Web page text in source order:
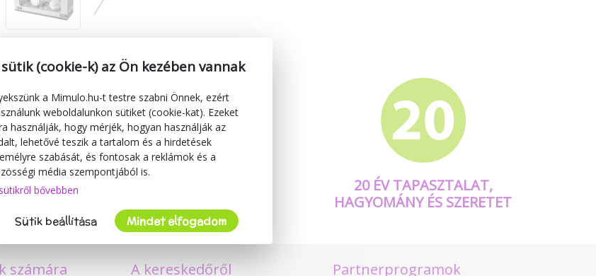
20 ÉV TAPASZTALAT,
HAGYOMÁNY ÉS SZERETET
számára A kereskedőről Partnerprogramok
(cookie-k) az Ön kezében vannak
a Mimulo.hu-t testre szabni Önnek, ezért
weboldalunkon sütiket (cookie-kat). Ezeket
használják, hogy mérjék, hogyan használják az
lehetővé teszik a tartalom és a hirdetések
szabását, és fontosak a reklámok és a
média szempontjából is.
bővebben
Sütik beállítása Mindet elfogadom